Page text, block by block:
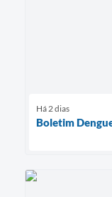
Há 2 dias
Boletim